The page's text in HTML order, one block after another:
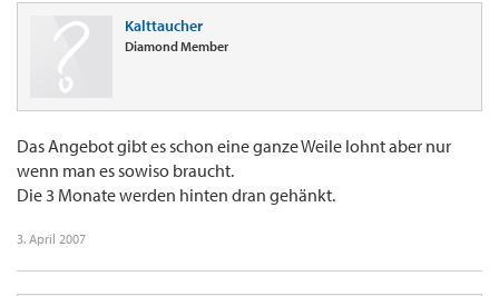
Kalttaucher
Diamond Member
Das Angebot gibt es schon eine ganze Weile lohnt aber nur
wenn man es sowiso braucht.
Die 3 Monate werden hinten dran gehänkt.
3. April 2007